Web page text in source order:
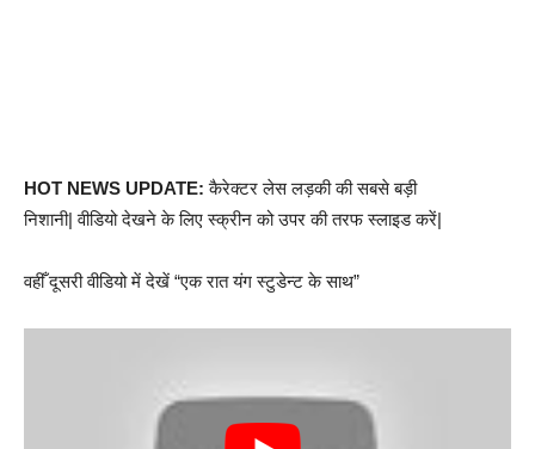
HOT NEWS UPDATE: कैरेक्टर लेस लड़की की सबसे बड़ी
निशानी| वीडियो देखने के लिए स्क्रीन को उपर की तरफ स्लाइड करें|
वहीँ दूसरी वीडियो में देखें “एक रात यंग स्टुडेन्ट के साथ”